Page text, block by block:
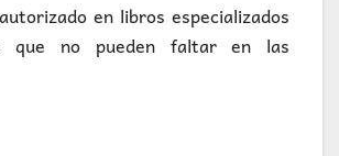
en libros especializados
que no pueden faltar en las